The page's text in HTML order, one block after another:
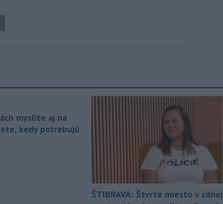
myslite aj na
kedy potrebujú
ŠTIBRAVÁ: Štvrté miesto v silnej